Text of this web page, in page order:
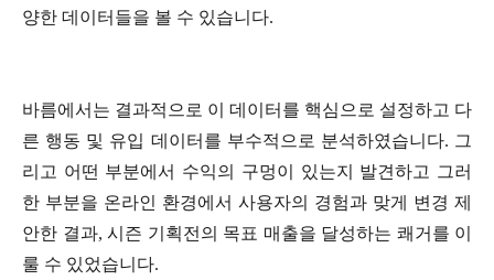
양한 데이터들을 볼 수 있습니다.
바름에서는 결과적으로 이 데이터를 핵심으로 설정하고 다
른 행동 및 유입 데이터를 부수적으로 분석하였습니다. 그
리고 어떤 부분에서 수익의 구멍이 있는지 발견하고 그러
한 부분을 온라인 환경에서 사용자의 경험과 맞게 변경 제
안한 결과, 시즌 기획전의 목표 매출을 달성하는 쾌거를 이
룰 수 있었습니다.